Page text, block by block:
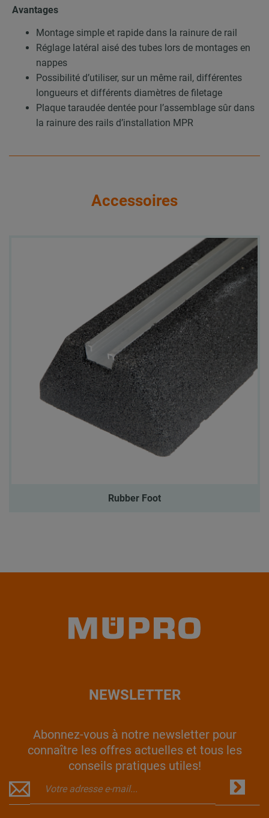
Avantages
Montage simple et rapide dans la rainure de rail
Réglage latéral aisé des tubes lors de montages en
nappes
Possibilité d’utiliser, sur un même rail, différentes
longueurs et différents diamètres de filetage
Plaque taraudée dentée pour l’assemblage sûr dans
la rainure des rails d’installation MPR
Accessoires
Rubber Foot
NEWSLETTER
Abonnez-vous à notre newsletter pour
connaître les offres actuelles et tous les
conseils pratiques utiles!